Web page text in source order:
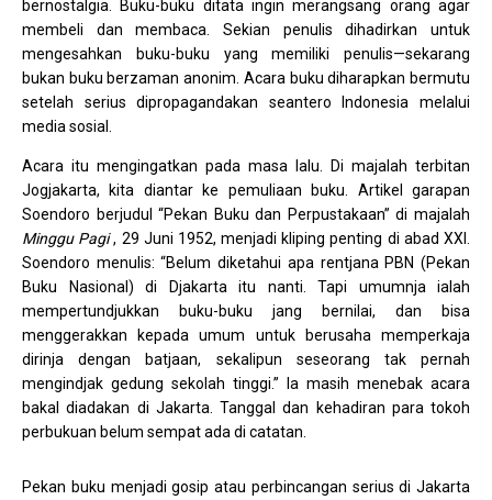
bernostalgia. Buku-buku ditata ingin merangsang orang agar
membeli dan membaca. Sekian penulis dihadirkan untuk
mengesahkan buku-buku yang memiliki penulis—sekarang
bukan buku berzaman anonim. Acara buku diharapkan bermutu
setelah serius dipropagandakan seantero Indonesia melalui
media sosial.
Acara itu mengingatkan pada masa lalu. Di majalah terbitan
Jogjakarta, kita diantar ke pemuliaan buku. Artikel garapan
Soendoro berjudul “Pekan Buku dan Perpustakaan” di majalah
Minggu Pagi, 29 Juni 1952, menjadi kliping penting di abad XXI.
Soendoro menulis: “Belum diketahui apa rentjana PBN (Pekan
Buku Nasional) di Djakarta itu nanti. Tapi umumnja ialah
mempertundjukkan buku-buku jang bernilai, dan bisa
menggerakkan kepada umum untuk berusaha memperkaja
dirinja dengan batjaan, sekalipun seseorang tak pernah
mengindjak gedung sekolah tinggi.” Ia masih menebak acara
bakal diadakan di Jakarta. Tanggal dan kehadiran para tokoh
perbukuan belum sempat ada di catatan.
Pekan buku menjadi gosip atau perbincangan serius di Jakarta